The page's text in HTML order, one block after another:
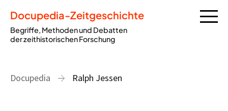
Docupedia-Zeitgeschichte
Begriffe, Methoden und Debatten
der zeithistorischen Forschung
Docupedia Ralph Jessen